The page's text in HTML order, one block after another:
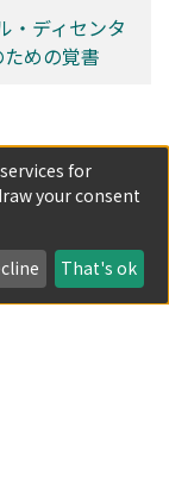
・ディセンタ
めの覚書
for
your consent
That's ok